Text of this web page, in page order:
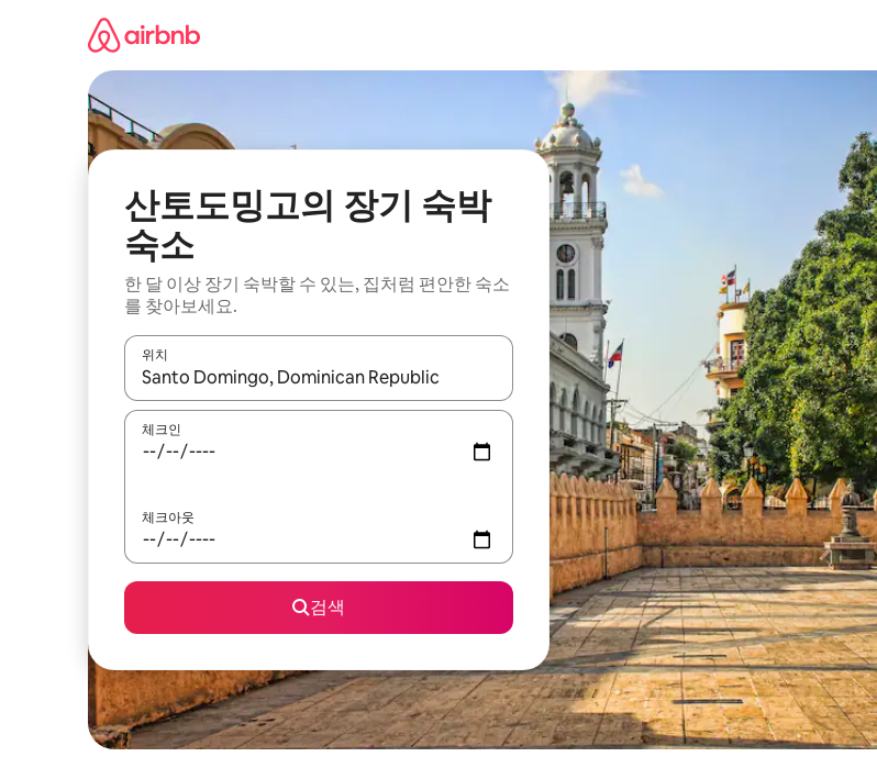
산토도밍고의 장기 숙박
숙소
한 달 이상 장기 숙박할 수 있는, 집처럼 편안한 숙소
를 찾아보세요.
위치
결과가 나오면 위·아래 화살표 키를 사용하거나 터치 또는 스와이프 동작으로 탐색하세요.
체크인
체크아웃
검색